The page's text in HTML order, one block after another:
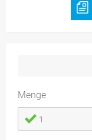
Menge
1